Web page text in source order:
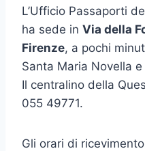
L’Ufficio Passaporti
ha sede in Via della
Firenze, a pochi
Santa Maria Novella
Il centralino della
055 49771.
Gli orari di